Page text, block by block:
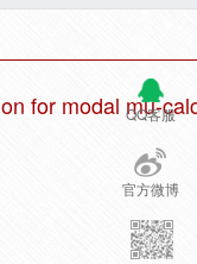
QQ客服
官方微博
for modal mu-